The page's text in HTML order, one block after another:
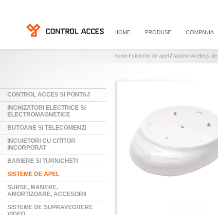
HOME PRODUSE COMPANIA
home / sisteme de apel / sistem wireless de
CONTROL ACCES SI PONTAJ
INCHIZATORI ELECTRICE SI
ELECTROMAGNETICE
BUTOANE SI TELECOMENZI
INCUIETORI CU CITITOR
INCORPORAT
BARIERE SI TURNICHETI
SISTEME DE APEL
SURSE, MANERE,
AMORTIZOARE, ACCESORII
SISTEME DE SUPRAVEGHERE